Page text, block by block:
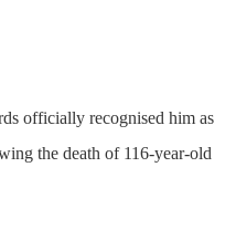
officially recognised him as
the death of 116-year-old